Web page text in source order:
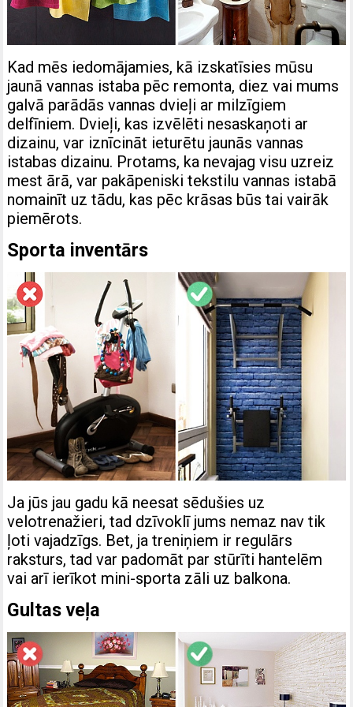
Kad mēs iedomājamies, kā izskatīsies mūsu
jaunā vannas istaba pēc remonta, diez vai mums
galvā parādās vannas dvieļi ar milzīgiem
delfīniem. Dvieļi, kas izvēlēti nesaskaņoti ar
dizainu, var iznīcināt ieturētu jaunās vannas
istabas dizainu. Protams, ka nevajag visu uzreiz
mest ārā, var pakāpeniski tekstilu vannas istabā
nomainīt uz tādu, kas pēc krāsas būs tai vairāk
piemērots.
Sporta inventārs
Ja jūs jau gadu kā neesat sēdušies uz
velotrenažieri, tad dzīvoklī jums nemaz nav tik
ļoti vajadzīgs. Bet, ja treniņiem ir regulārs
raksturs, tad var padomāt par stūrīti hantelēm
vai arī ierīkot mini-sporta zāli uz balkona.
Gultas veļa